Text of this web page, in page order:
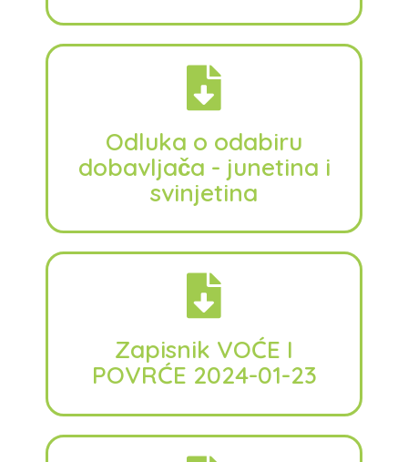
Odluka o odabiru
dobavljača - junetina i
svinjetina
Zapisnik VOĆE I
POVRĆE 2024-01-23